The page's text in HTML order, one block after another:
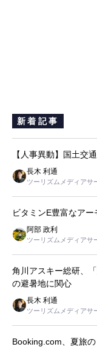
新着記事
【人事異動】国土交
長木 利通
ツーリズムメディアサ
ビタミンE豊富なア
阿部 政利
ツーリズムメディアサ
角川アスキー総研、
の避暑地に関心
長木 利通
ツーリズムメディアサ
Booking.com、夏旅